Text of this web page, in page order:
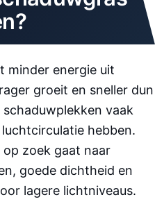
minder energie uit
groeit en sneller dun
vaak
hebben.
op zoek gaat naar
goede dichtheid en
lagere lichtniveaus.